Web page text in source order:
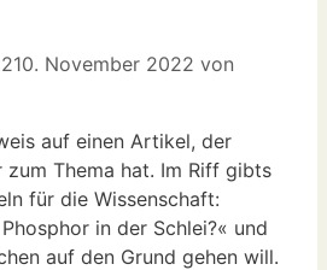
10. November 2022 von
auf einen Artikel, der
zum Thema hat. Im Riff gibts
für die Wissenschaft:
in der Schlei?« und
auf den Grund gehen will.